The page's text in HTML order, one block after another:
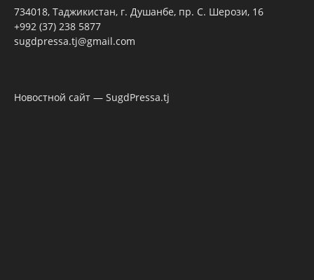
734018, Таджикистан, г. Душанбе, пр. С. Шерози, 16
+992 (37) 238 5877
sugdpressa.tj@gmail.com
Новостной сайт — SugdPressa.tj